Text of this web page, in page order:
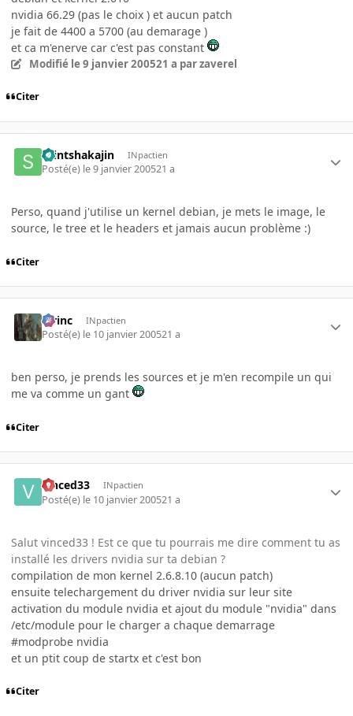
nvidia 66.29 (pas le choix ) et aucun patch
je fait de 4400 a 5700 (au demarage )
et ca m'enerve car c'est pas constant
Modifié le 9 janvier 200521 a par zaverel
Citer
saintshakajin INpactien
Posté(e) le 9 janvier 200521 a
Perso, quand j'utilise un kernel debian, je mets le image, le
source, le tree et le headers et jamais aucun problème :)
Citer
lorinc INpactien
Posté(e) le 10 janvier 200521 a
ben perso, je prends les sources et je m'en recompile un qui
me va comme un gant
Citer
vinced33 INpactien
Posté(e) le 10 janvier 200521 a
Salut vinced33 ! Est ce que tu pourrais me dire comment tu as
installé les drivers nvidia sur ta debian ?
compilation de mon kernel 2.6.8.10 (aucun patch)
ensuite telechargement du driver nvidia sur leur site
activation du module nvidia et ajout du module "nvidia" dans
/etc/module pour le charger a chaque demarrage
#modprobe nvidia
et un ptit coup de startx et c'est bon
Citer